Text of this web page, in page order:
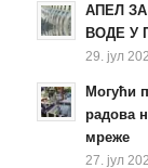
АПЕЛ
ВОДЕ У
29. јул
Могући
радова
мреже
27. јул